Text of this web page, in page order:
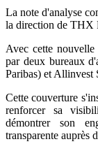
La note d'analyse
la direction de THX
Avec cette
par deux bureaux
Paribas) et Allinvest
Cette couverture
renforcer sa
démontrer son
transparente auprès